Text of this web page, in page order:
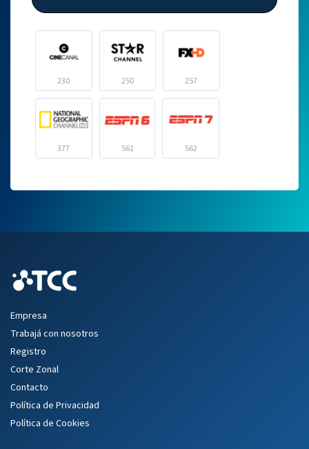
230 250 257
377 561 562
Empresa
Trabajá con nosotros
Registro
Corte Zonal
Contacto
Política de Privacidad
Política de Cookies